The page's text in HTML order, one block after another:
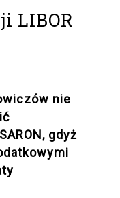
LIBOR
nie
gdyż